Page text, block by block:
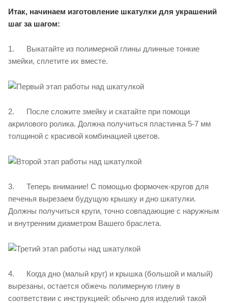
Итак, начинаем изготовление шкатулки для украшений
шаг за шагом:
1. Выкатайте из полимерной глины длинные тонкие
змейки, сплетите их вместе.
2. После сложите змейку и скатайте при помощи
акрилового ролика. Должна получиться пластинка 5-7 мм
толщиной с красивой комбинацией цветов.
3. Теперь внимание! С помощью формочек-кругов для
печенья вырезаем будущую крышку и дно шкатулки.
Должны получиться круги, точно совпадающие с наружным
и внутренним диаметром Вашего браслета.
4. Когда дно (малый круг) и крышка (большой и малый)
вырезаны, остается обжечь полимерную глину в
соответствии с инструкцией: обычно для изделий такой